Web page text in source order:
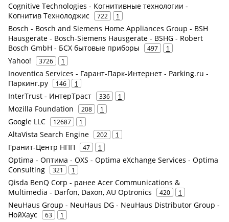
Cognitive Technologies - Когнитивные технологии -
Когнитив Технолоджис
722 1
Bosch - Bosch and Siemens Home Appliances Group - BSH
Hausgeräte - Bosch-Siemens Hausgeräte - BSHG - Robert
Bosch GmbH - БСХ бытовые приборы
497 1
Yahoo! 3726 1
Inoventica Services - Гарант-Парк-Интернет - Parking.ru -
Паркинг.ру
146 1
InterTrust - ИнтерТраст 336 1
Mozilla Foundation 208 1
Google LLC 12687 1
AltaVista Search Engine 202 1
Гранит-Центр НПП 47 1
Optima - Оптима - OXS - Optima eXchange Services - Optima
Consulting
321 1
Qisda BenQ Corp - ранее Acer Communications &
Multimedia - Darfon, Daxon, AU Optronics
420 1
NeuHaus Group - NeuHaus DG - NeuHaus Distributor Group -
НойХаус
63 1